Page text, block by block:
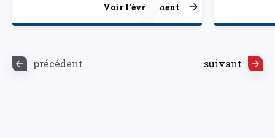
Voir l’événement
précédent suivant